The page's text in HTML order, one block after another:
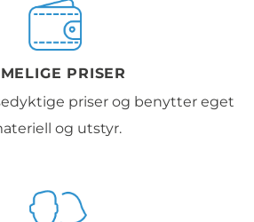
PRISER
priser og benytter eget
og utstyr.